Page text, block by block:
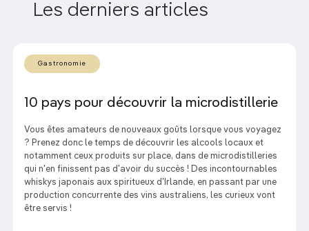
Les derniers articles
Gastronomie
10 pays pour découvrir la microdistillerie
Vous êtes amateurs de nouveaux goûts lorsque vous voyagez
? Prenez donc le temps de découvrir les alcools locaux et
notamment ceux produits sur place, dans de microdistilleries
qui n'en finissent pas d'avoir du succès ! Des incontournables
whiskys japonais aux spiritueux d'Irlande, en passant par une
production concurrente des vins australiens, les curieux vont
être servis !